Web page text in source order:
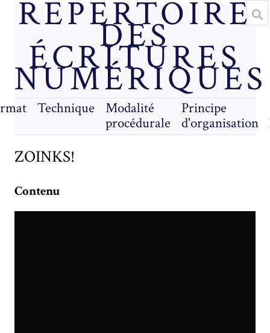
RÉPERTOIRE
DES
ÉCRITURES
NUMÉRIQUES
Technique
Modalité
procédurale
Principe
d'organisation
ZOINKS!
Contenu